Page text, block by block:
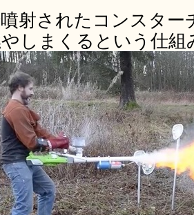
射されたコンスター
しまくるという仕組